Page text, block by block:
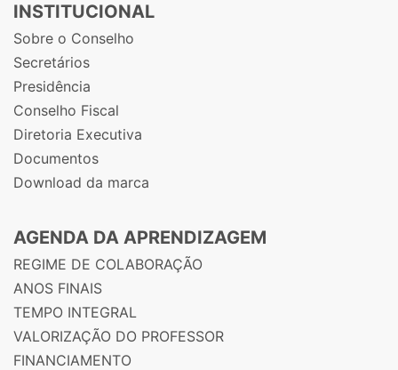
INSTITUCIONAL
Sobre o Conselho
Secretários
Presidência
Conselho Fiscal
Diretoria Executiva
Documentos
Download da marca
AGENDA DA APRENDIZAGEM
REGIME DE COLABORAÇÃO
ANOS FINAIS
TEMPO INTEGRAL
VALORIZAÇÃO DO PROFESSOR
FINANCIAMENTO